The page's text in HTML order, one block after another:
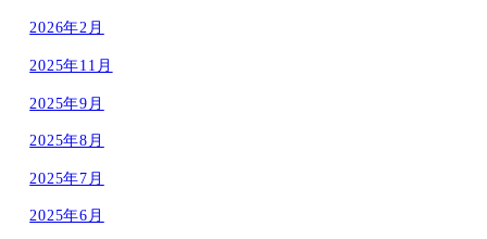
2026年2月
2025年11月
2025年9月
2025年8月
2025年7月
2025年6月